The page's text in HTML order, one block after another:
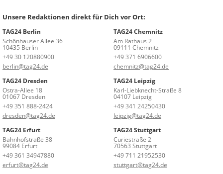
Unsere Redaktionen direkt für Dich vor Ort:
TAG24 Berlin
Schönhauser Allee 36
10435 Berlin
+49 30 120880900
berlin@tag24.de
TAG24 Chemnitz
Am Rathaus 2
09111 Chemnitz
+49 371 6906600
chemnitz@tag24.de
TAG24 Dresden
Ostra-Allee 18
01067 Dresden
+49 351 888-2424
dresden@tag24.de
TAG24 Leipzig
Karl-Liebknecht-Straße 8
04107 Leipzig
+49 341 24250430
leipzig@tag24.de
TAG24 Erfurt
Bahnhofstraße 38
99084 Erfurt
+49 361 34947880
erfurt@tag24.de
TAG24 Stuttgart
Curiestraße 2
70563 Stuttgart
+49 711 21952530
stuttgart@tag24.de